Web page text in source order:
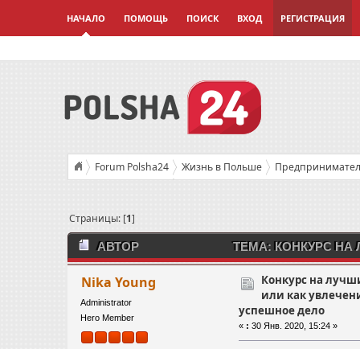
НАЧАЛО ПОМОЩЬ ПОИСК ВХОД РЕГИСТРАЦИЯ
Forum Polsha24 Жизнь в Польше
Конкурс на лучший бизнес-проект или как увлечение
Страницы: [1]
АВТОР ТЕМА: КОНКУРС НА
ПРЕВРАТИТЬ В УСПЕШНОЕ ДЕЛО
Nika Young
Administrator
Hero Member
Конкурс на
или как
успешное дело
« : 30 Янв. 2020, 15:24 »